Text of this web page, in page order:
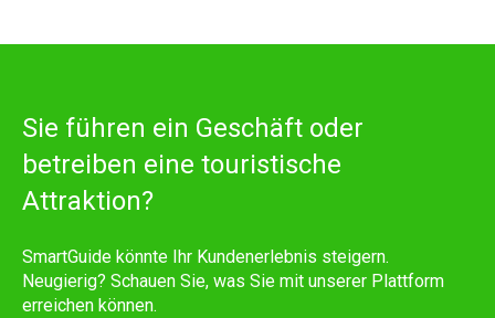
Sie führen ein Geschäft oder
betreiben eine touristische
Attraktion?
SmartGuide könnte Ihr Kundenerlebnis steigern.
Neugierig? Schauen Sie, was Sie mit unserer Plattform
erreichen können.